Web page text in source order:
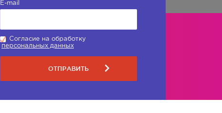
E-mail
Согласие на обработку
персональных данных